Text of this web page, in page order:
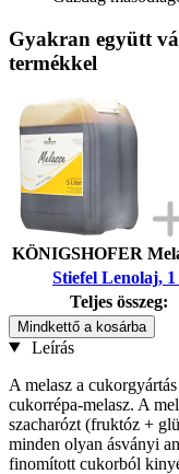
Gyakran együtt
termékkel
KÖNIGSHOFER
Stiefel Lenolaj, 1
Teljes összeg:
Mindkettő a kosárba
Leírás
A melasz a
cukorrépa-melasz. A
szacharózt (fruktóz +
minden olyan ásványi
finomított cukorból